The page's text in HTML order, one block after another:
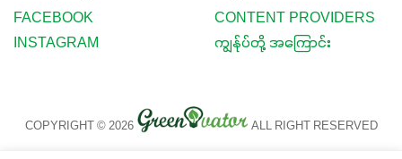
FACEBOOK
INSTAGRAM
CONTENT PROVIDERS
ကျွန်ုပ်တို့ အကြောင်း
COPYRIGHT © 2026 ALL RIGHT RESERVED